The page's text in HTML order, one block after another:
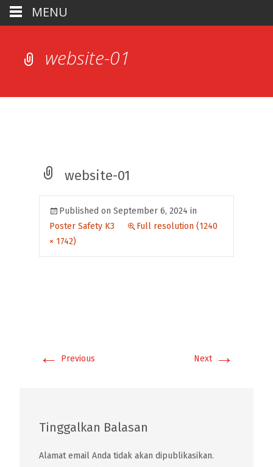
website-01
website-01
Published on September 6, 2024 in
Poster Safety K3
Full resolution (1240
× 1742)
← Previous Next →
Tinggalkan Balasan
Alamat email Anda tidak akan dipublikasikan.
MENU